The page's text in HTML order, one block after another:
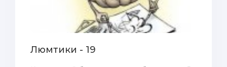
Люмтики - 19